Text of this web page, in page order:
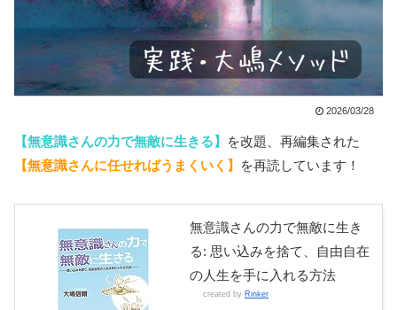
2026/03/28
【無意識さんの力で無敵に生きる】
を改題、再編集された
【無意識さんに任せればうまくいく】
を再読しています！
無意識さんの力で無敵に生き
る: 思い込みを捨て、自由自在
の人生を手に入れる方法
created by Rinker